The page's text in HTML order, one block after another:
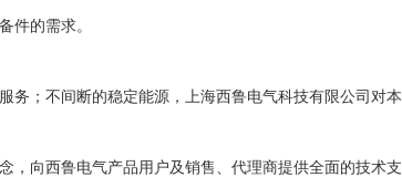
件的需求。
务；不间断的稳定能源，上海西鲁电气科技有限公司对本
，向西鲁电气产品用户及销售、代理商提供全面的技术支